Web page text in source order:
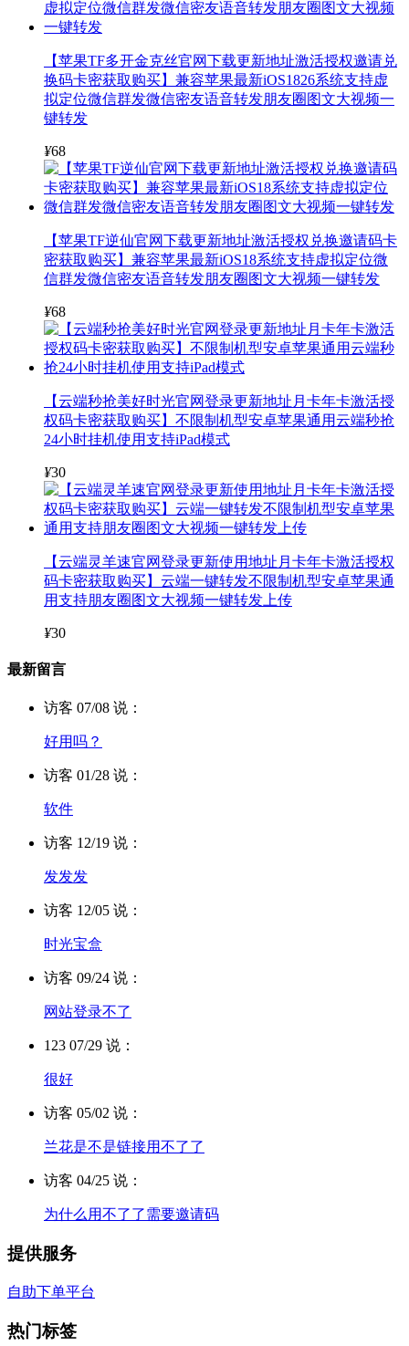
【苹果TF多开金克丝官网下载更新地址激活授权邀请兑
换码卡密获取购买】兼容苹果最新iOS1826系统支持虚
拟定位微信群发微信密友语音转发朋友圈图文大视频一
键转发
¥68
【苹果TF逆仙官网下载更新地址激活授权兑换邀请码卡
密获取购买】兼容苹果最新iOS18系统支持虚拟定位微
信群发微信密友语音转发朋友圈图文大视频一键转发
¥68
【云端秒抢美好时光官网登录更新地址月卡年卡激活授
权码卡密获取购买】不限制机型安卓苹果通用云端秒抢
24小时挂机使用支持iPad模式
¥30
【云端灵羊速官网登录更新使用地址月卡年卡激活授权
码卡密获取购买】云端一键转发不限制机型安卓苹果通
用支持朋友圈图文大视频一键转发上传
¥30
最新留言
访客 07/08 说：
好用吗？
访客 01/28 说：
软件
访客 12/19 说：
发发发
访客 12/05 说：
时光宝盒
访客 09/24 说：
网站登录不了
123 07/29 说：
很好
访客 05/02 说：
兰花是不是链接用不了了
访客 04/25 说：
为什么用不了了需要邀请码
提供服务
自助下单平台
热门标签